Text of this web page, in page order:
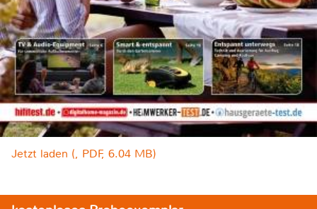
Jetzt laden (, PDF, 6.04 MB)